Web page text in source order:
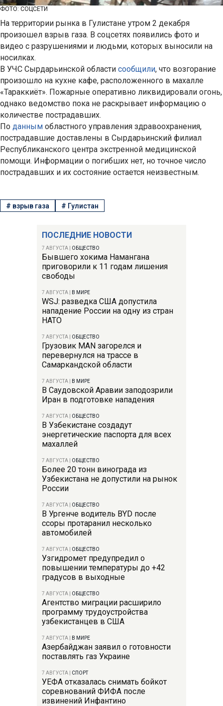
ПОСЛЕДНИЕ НОВОСТИ
7 АВГУСТА ОБЩЕСТВО
Бывшего хокима Намангана
приговорили к 11 годам лишения
свободы
7 АВГУСТА В МИРЕ
WSJ: разведка США допустила
нападение России на одну из стран
НАТО
7 АВГУСТА ОБЩЕСТВО
Грузовик MAN загорелся и
перевернулся на трассе в
Самаркандской области
7 АВГУСТА В МИРЕ
В Саудовской Аравии заподозрили
Иран в подготовке нападения
7 АВГУСТА ОБЩЕСТВО
В Узбекистане создадут
энергетические паспорта для всех
махаллей
7 АВГУСТА ОБЩЕСТВО
Более 20 тонн винограда из
Узбекистана не допустили на рынок
России
7 АВГУСТА ОБЩЕСТВО
В Ургенче водитель BYD после
ссоры протаранил несколько
автомобилей
7 АВГУСТА ОБЩЕСТВО
Узгидромет предупредил о
повышении температуры до +42
градусов в выходные
7 АВГУСТА ОБЩЕСТВО
Агентство миграции расширило
программу трудоустройства
узбекистанцев в США
7 АВГУСТА В МИРЕ
Азербайджан заявил о готовности
поставлять газ Украине
7 АВГУСТА СПОРТ
УЕФА отказалась снимать бойкот
соревнований ФИФА после
извинений Инфантино
ФОТО: СОЦСЕТИ
На территории рынка в Гулистане утром 2 декабря
произошел взрыв газа. В соцсетях появились фото и
видео с разрушениями и людьми, которых выносили на
носилках.
В УЧС Сырдарьинской области сообщили, что возгорание
произошло на кухне кафе, расположенного в махалле
«Тараккиёт». Пожарные оперативно ликвидировали огонь,
однако ведомство пока не раскрывает информацию о
количестве пострадавших.
По данным областного управления здравоохранения,
пострадавшие доставлены в Сырдарьинский филиал
Республиканского центра экстренной медицинской
помощи. Информации о погибших нет, но точное число
пострадавших и их состояние остается неизвестным.
# взрыв газа # Гулистан